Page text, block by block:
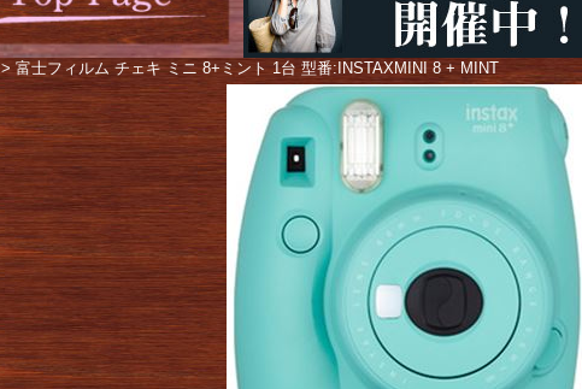
> 富士フィルム チェキ ミニ 8+ミント 1台 型番:INSTAXMINI 8 + MINT